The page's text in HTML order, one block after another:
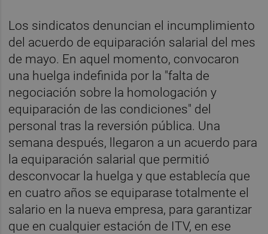
Los sindicatos denuncian el incumplimiento
del acuerdo de equiparación salarial del mes
de mayo. En aquel momento, convocaron
una huelga indefinida por la "falta de
negociación sobre la homologación y
equiparación de las condiciones" del
personal tras la reversión pública. Una
semana después, llegaron a un acuerdo para
la equiparación salarial que permitió
desconvocar la huelga y que establecía que
en cuatro años se equiparase totalmente el
salario en la nueva empresa, para garantizar
que en cualquier estación de ITV, en ese